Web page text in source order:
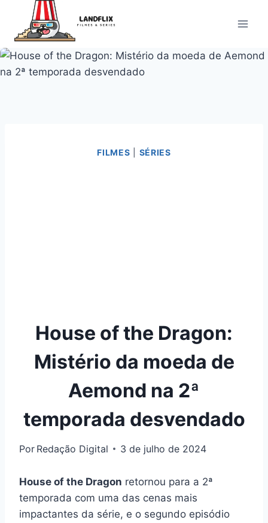
Conteúdo
FILMES SÉRIES
House of the Dragon:
Mistério da moeda de
Aemond na 2ª
temporada desvendado
Por Redação Digital 3 de julho de 2024
House of the Dragon retornou para a 2ª
temporada com uma das cenas mais
impactantes da série, e o segundo episódio